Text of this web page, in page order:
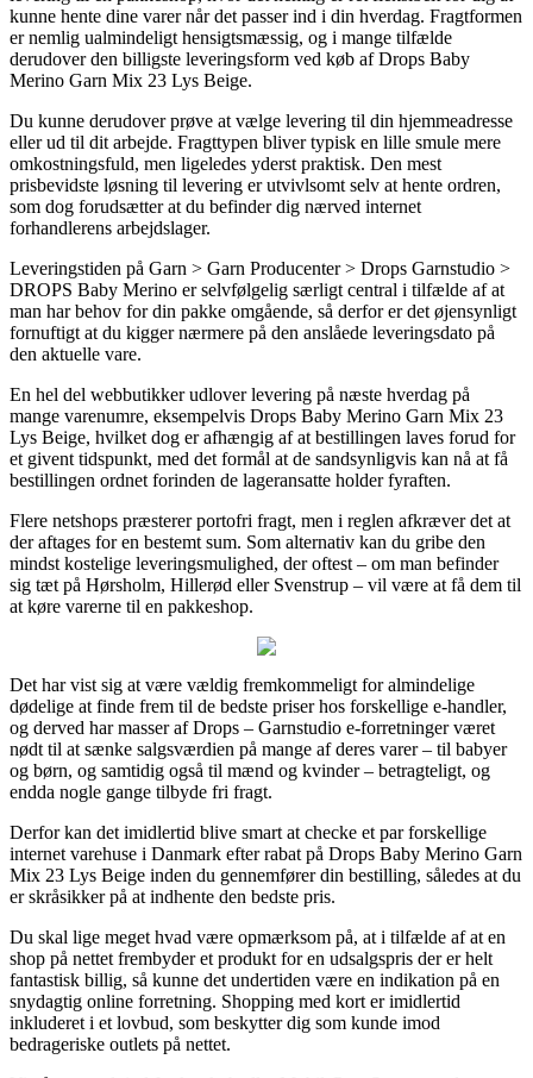
kunne hente dine varer når det passer ind i din hverdag. Fragtformen
er nemlig ualmindeligt hensigtsmæssig, og i mange tilfælde
derudover den billigste leveringsform ved køb af Drops Baby
Merino Garn Mix 23 Lys Beige.
Du kunne derudover prøve at vælge levering til din hjemmeadresse
eller ud til dit arbejde. Fragttypen bliver typisk en lille smule mere
omkostningsfuld, men ligeledes yderst praktisk. Den mest
prisbevidste løsning til levering er utvivlsomt selv at hente ordren,
som dog forudsætter at du befinder dig nærved internet
forhandlerens arbejdslager.
Leveringstiden på Garn > Garn Producenter > Drops Garnstudio >
DROPS Baby Merino er selvfølgelig særligt central i tilfælde af at
man har behov for din pakke omgående, så derfor er det øjensynligt
fornuftigt at du kigger nærmere på den anslåede leveringsdato på
den aktuelle vare.
En hel del webbutikker udlover levering på næste hverdag på
mange varenumre, eksempelvis Drops Baby Merino Garn Mix 23
Lys Beige, hvilket dog er afhængig af at bestillingen laves forud for
et givent tidspunkt, med det formål at de sandsynligvis kan nå at få
bestillingen ordnet forinden de lageransatte holder fyraften.
Flere netshops præsterer portofri fragt, men i reglen afkræver det at
der aftages for en bestemt sum. Som alternativ kan du gribe den
mindst kostelige leveringsmulighed, der oftest – om man befinder
sig tæt på Hørsholm, Hillerød eller Svenstrup – vil være at få dem til
at køre varerne til en pakkeshop.
Det har vist sig at være vældig fremkommeligt for almindelige
dødelige at finde frem til de bedste priser hos forskellige e-handler,
og derved har masser af Drops – Garnstudio e-forretninger været
nødt til at sænke salgsværdien på mange af deres varer – til babyer
og børn, og samtidig også til mænd og kvinder – betragteligt, og
endda nogle gange tilbyde fri fragt.
Derfor kan det imidlertid blive smart at checke et par forskellige
internet varehuse i Danmark efter rabat på Drops Baby Merino Garn
Mix 23 Lys Beige inden du gennemfører din bestilling, således at du
er skråsikker på at indhente den bedste pris.
Du skal lige meget hvad være opmærksom på, at i tilfælde af at en
shop på nettet frembyder et produkt for en udsalgspris der er helt
fantastisk billig, så kunne det undertiden være en indikation på en
snydagtig online forretning. Shopping med kort er imidlertid
inkluderet i et lovbud, som beskytter dig som kunde imod
bedrageriske outlets på nettet.